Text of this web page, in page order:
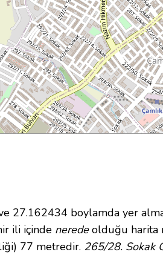
27.162434 boylamda yer
ili içinde neredeolduğu harita
77 metredir. 265/28. Sokak